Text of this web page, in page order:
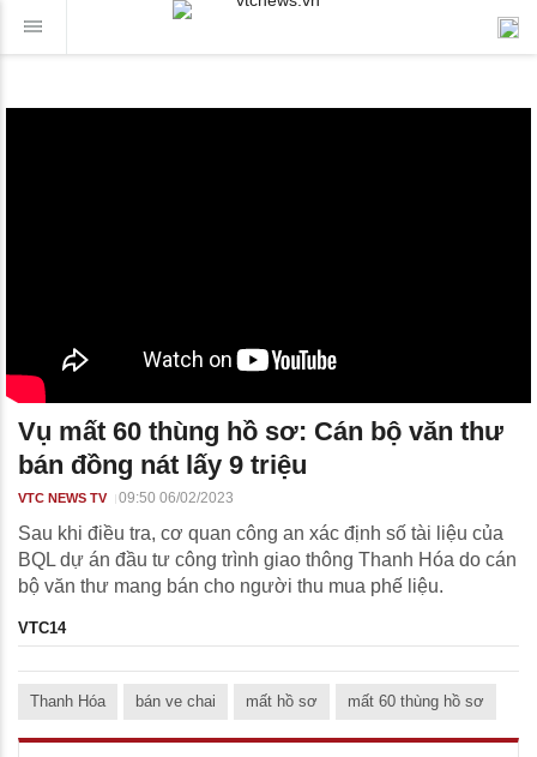
Vụ mất 60 thùng hồ sơ: Cán bộ văn thư
bán đồng nát lấy 9 triệu
VTC NEWS TV 09:50 06/02/2023
Sau khi điều tra, cơ quan công an xác định số tài liệu của
BQL dự án đầu tư công trình giao thông Thanh Hóa do cán
bộ văn thư mang bán cho người thu mua phế liệu.
VTC14
Thanh Hóa bán ve chai mất hồ sơ mất 60 thùng hồ sơ